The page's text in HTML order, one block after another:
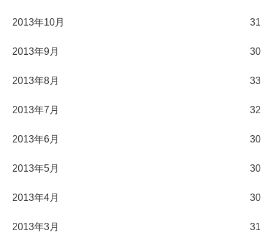
2013年10月 31
2013年9月 30
2013年8月 33
2013年7月 32
2013年6月 30
2013年5月 30
2013年4月 30
2013年3月 31